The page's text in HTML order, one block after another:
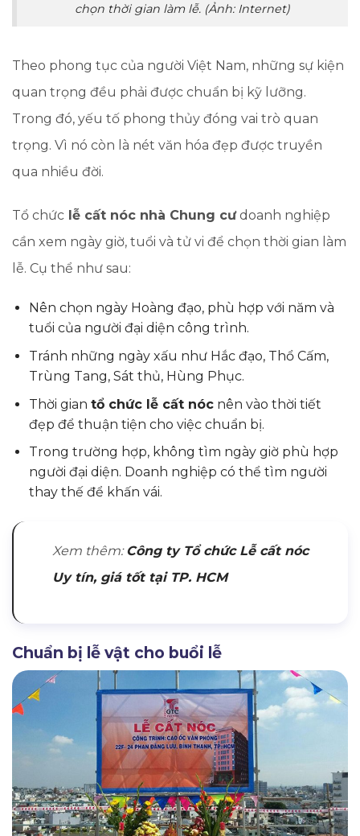
chọn thời gian làm lễ. (Ảnh: Internet)
Theo phong tục của người Việt Nam, những sự kiện
quan trọng đều phải được chuẩn bị kỹ lưỡng.
Trong đó, yếu tố phong thủy đóng vai trò quan
trọng. Vì nó còn là nét văn hóa đẹp được truyền
qua nhiều đời.
Tổ chức lễ cất nóc nhà Chung cưdoanh nghiệp
cần xem ngày giờ, tuổi và tử vi để chọn thời gian làm
lễ. Cụ thể như sau:
Nên chọn ngày Hoàng đạo, phù hợp với năm và
tuổi của người đại diện công trình.
Tránh những ngày xấu như Hắc đạo, Thổ Cấm,
Trùng Tang, Sát thủ, Hùng Phục.
Thời gian tổ chức lễ cất nócnên vào thời tiết
đẹp để thuận tiện cho việc chuẩn bị.
Trong trường hợp, không tìm ngày giờ phù hợp
người đại diện. Doanh nghiệp có thể tìm người
thay thế để khấn vái.
Xem thêm:Công ty Tổ chức Lễ cất nóc
Uy tín, giá tốt tại TP. HCM
Chuẩn bị lễ vật cho buổi lễ